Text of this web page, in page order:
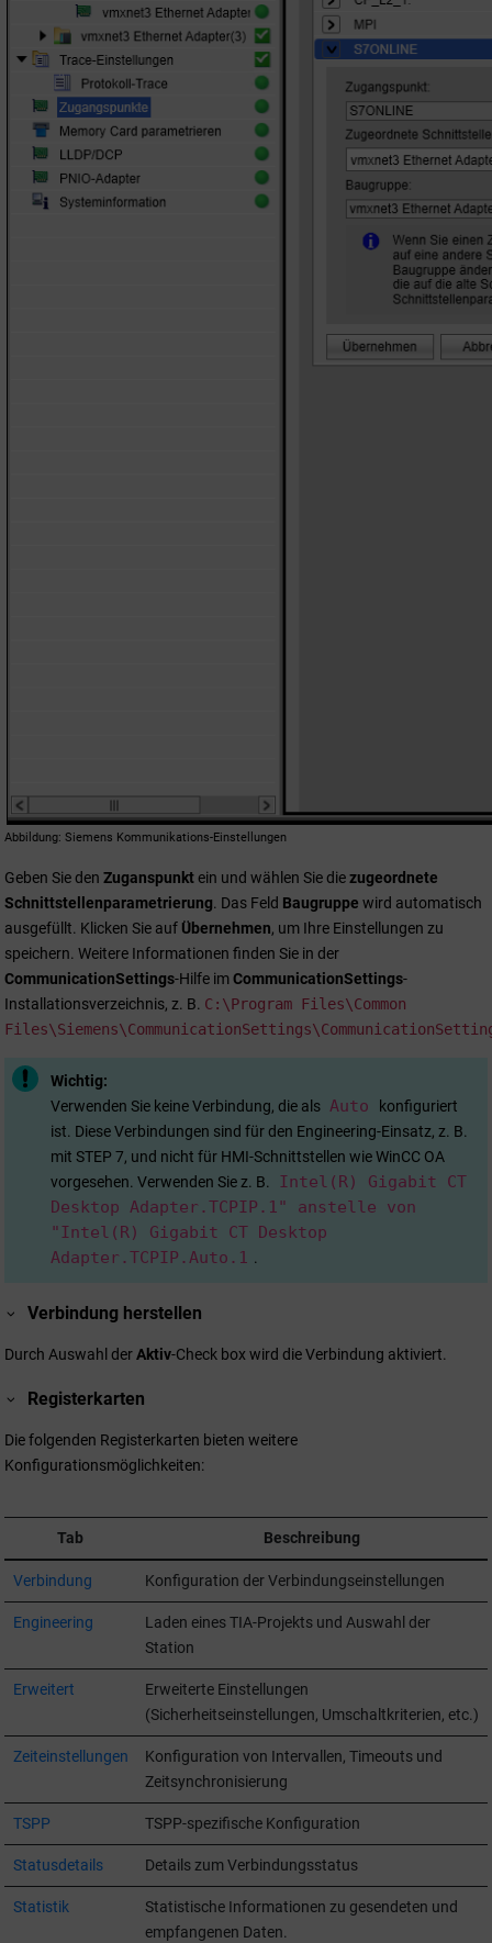
Abbildung Siemens Kommunikations-Einstellungen
Geben Sie den Zuganspunktein und wählen Sie diezugeordnete
Schnittstellenparametrierung. Das Feld Baugruppe wird automatisch
ausgefüllt. Klicken Sie auf Übernehmen, um Ihre Einstellungen zu
speichern. Weitere Informationen finden Sie in der
CommunicationSettings-Hilfe imCommunicationSettings-
Installationsverzeichnis, z. B. C:\Program Files\Common
Wichtig:
Verwenden Sie keine Verbindung, die als Auto
konfiguriert
ist. Diese Verbindungen sind für den Engineering-Einsatz, z. B.
mit STEP 7, und nicht für HMI-Schnittstellen wieWinCC OA
vorgesehen. Verwenden Sie z. B.
Intel(R) Gigabit CT
Desktop Adapter.TCPIP.1" anstelle von
"Intel(R) Gigabit CT Desktop
Adapter.TCPIP.Auto.1 .
Verbindung herstellen
Durch Auswahl derAktiv-Check box wird die Verbindung aktiviert.
Registerkarten
Die folgenden Registerkarten bieten weitere
Konfigurationsmöglichkeiten:
Tab Beschreibung
Verbindung Konfiguration der Verbindungseinstellungen
Engineering
Laden eines TIA-Projekts und Auswahl der
Station
Erweitert
Erweiterte Einstellungen
(Sicherheitseinstellungen, Umschaltkriterien, etc.)
Zeiteinstellungen
Konfiguration von Intervallen, Timeouts und
Zeitsynchronisierung
TSPP TSPP-spezifische Konfiguration
Statusdetails Details zum Verbindungsstatus
Statistik
Statistische Informationen zu gesendeten und
empfangenen Daten.